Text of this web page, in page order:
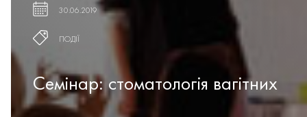
30.06.2019
ПОДІЇ
Семінар: стоматологія вагітних